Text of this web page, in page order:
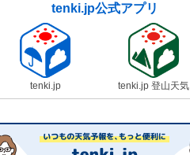
tenki.jp公式アプリ
tenki.jp tenki.jp 登山天気